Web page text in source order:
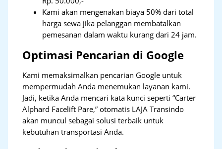
Kami akan mengenakan biaya 50% dari total
harga sewa jika pelanggan membatalkan
pemesanan dalam waktu kurang dari 24 jam.
Optimasi Pencarian di Google
Kami memaksimalkan pencarian Google untuk
mempermudah Anda menemukan layanan kami.
Jadi, ketika Anda mencari kata kunci seperti “Carter
Alphard Facelift Pare,” otomatis LAJA Transindo
akan muncul sebagai solusi terbaik untuk
kebutuhan transportasi Anda.